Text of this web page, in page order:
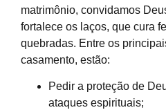
matrimônio, convidamos
fortalece os laços, que cura
quebradas. Entre os
casamento, estão:
Pedir a proteção de
ataques espirituais;